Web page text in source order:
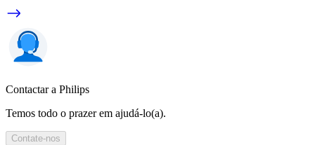
Contactar a Philips
Temos todo o prazer em ajudá-lo(a).
Contate-nos